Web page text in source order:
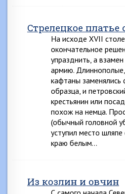
Стрелецкое платье
На исходе XVII
окончательное
упразднить, а
армию.
кафтаны заменялись
образца, и
крестьянин или
похож на немца.
(обычный головной
уступил место
краю белым…
Из козлин и овчин